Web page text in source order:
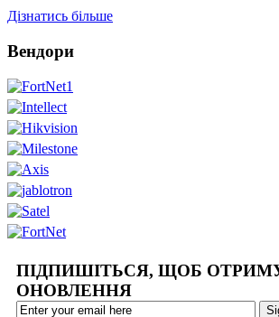
Дізнатись більше
Вендори
ПІДПИШІТЬСЯ, ЩОБ
ОНОВЛЕННЯ